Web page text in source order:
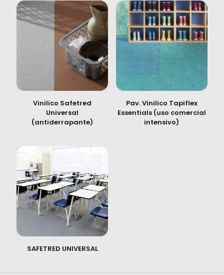
Vinilico Safetred
Universal
(antiderrapante)
Pav. Vinilico Tapiflex
Essentials (uso comercial
intensivo)
SAFETRED UNIVERSAL